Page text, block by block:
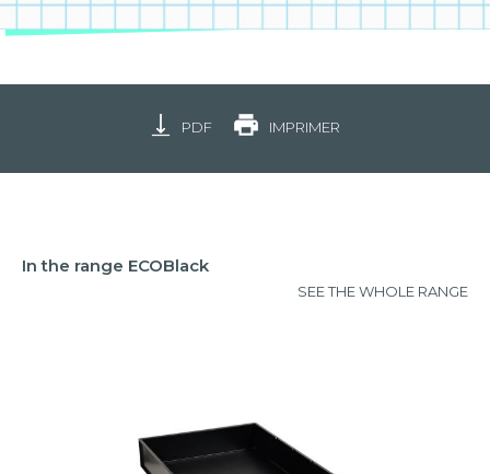
PDF IMPRIMER
In the range ECOBlack
SEE THE WHOLE RANGE